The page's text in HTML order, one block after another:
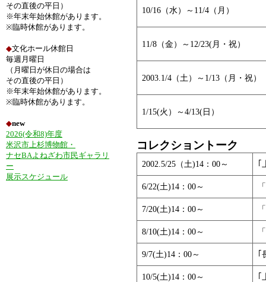
その直後の平日）
※年末年始休館があります。
※臨時休館があります。
◆文化ホール休館日
毎週月曜日
（月曜日が休日の場合は
その直後の平日）
※年末年始休館があります。
※臨時休館があります。
◆new
2026(令和8)年度
米沢市上杉博物館・
ナセBAよねざわ市民ギャラリ
ー
展示スケジュール
10/16（水）～11/4（月）
11/8（金）～12/23(月・祝）
2003.1/4（土）～1/13（月・祝）
1/15(火）～4/13(日）
コレクショントーク
2002.5/25（土)14：00～
6/22(土)14：00～
7/20(土)14：00～
8/10(土)14：00～
9/7(土)14：00～
10/5(土)14：00～